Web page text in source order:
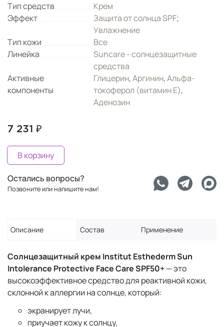
Тип средств
Крем
Эффект
Защита от солнца SPF;
Увлажнение
Тип кожи
Все
Линейка
Suncare - солнцезащитные
средства
Активные
компоненты
Глицерин,Аргинин,Альфа-
токоферол (витамин Е),
Аденозин
7 231 ₽
В корзину
Остались вопросы?
Позвоните или напишите нам!
Описание Состав Применение
Солнцезащитный крем Institut Esthederm Sun
Intolerance Protective Face Care SPF50+— это
высокоэффективное средство для реактивной кожи,
склонной к аллергии на солнце, который:
экранирует лучи,
приучает кожу к солнцу,